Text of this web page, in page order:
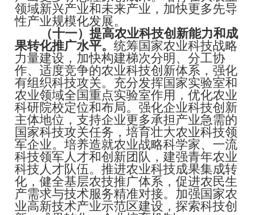
领域新兴产业和未来产业，加快更多先导
性产业规模化发展。
（十一）提高农业科技创新能力和成
果转化推广水平。 统筹国家农业科技战略
力量建设，加快构建梯次分明、分工协
作、适度竞争的农业科技创新体系，强化
有组织科技攻关。充分发挥国家实验室和
农业领域全国重点实验室作用，优化农业
科研院校定位和布局。强化企业科技创新
主体地位，支持企业更多承担产业急需的
国家科技攻关任务，培育壮大农业科技领
军企业。培养造就农业战略科学家、一流
科技领军人才和创新团队，建强青年农业
科技人才队伍。推进农业科技成果集成转
化，健全基层农技推广体系，促进农民生
产需求与技术服务精准对接。加强国家农
业高新技术产业示范区建设，探索科技创